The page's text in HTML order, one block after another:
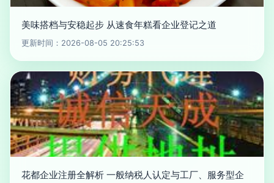
美味搭档与安稳起步 从速食年糕看企业登记之道
更新时间：2026-08-05 20:25:53
花都企业注册全解析 一般纳税人认定与工厂、服务型企